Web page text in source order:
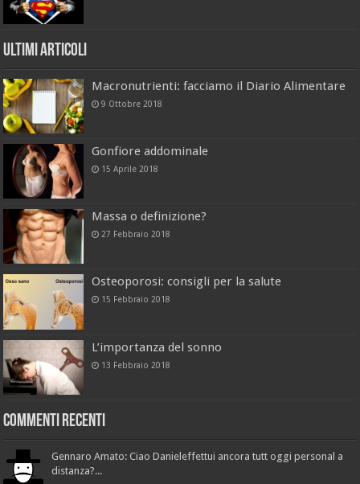
Ultimi Articoli
Macronutrienti: facciamo il Diario Alimentare
9 Ottobre 2018
Gonfiore addominale
15 Aprile 2018
Massa o definizione?
27 Febbraio 2018
Osteoporosi: consigli per la salute
15 Febbraio 2018
L’importanza del sonno
13 Febbraio 2018
Commenti recenti
Gennaro Amato: Ciao Danieleffettui ancora tutt oggi personal a
distanza?...